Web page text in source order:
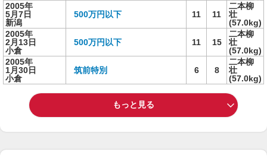
2005年
5月7日
新潟
500万円以下 11 11
二本柳
壮
(57.0kg)
2005年
2月13日
小倉
500万円以下 11 15
二本柳
壮
(57.0kg)
2005年
1月30日
小倉
筑前特別 6 8
二本柳
壮
(57.0kg)
もっと見る